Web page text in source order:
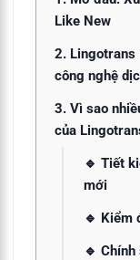
Like New
2. Lingotrans
công nghệ
3. Vì sao
của
🔹 Tiết
mới
🔹 Kiểm
🔹